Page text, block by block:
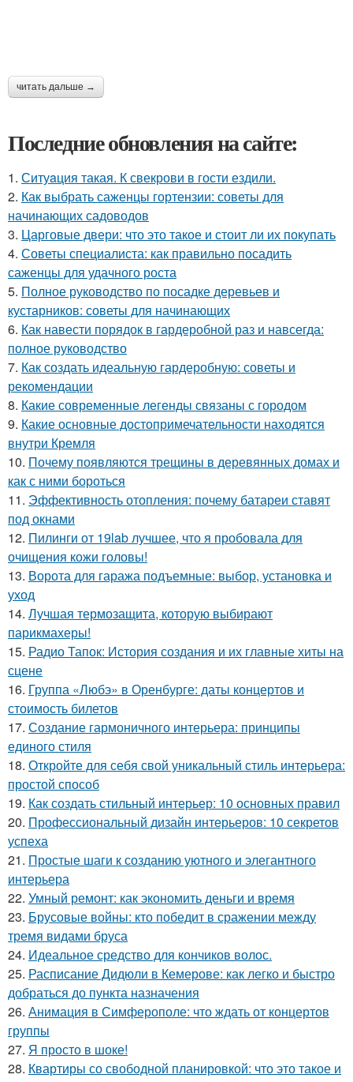
читать дальше →
Последние обновления на сайте:
1. Ситуaция такая. К свекрови в гости ездили.
2. Как выбрать саженцы гортензии: советы для
начинающих садоводов
3. Царговые двери: что это такое и стоит ли их покупать
4. Советы специалиста: как правильно посадить
саженцы для удачного роста
5. Полное руководство по посадке деревьев и
кустарников: советы для начинающих
6. Как навести порядок в гардеробной раз и навсегда:
полное руководство
7. Как создать идеальную гардеробную: советы и
рекомендации
8. Какие современные легенды связаны с городом
9. Какие основные достопримечательности находятся
внутри Кремля
10. Почему появляются трещины в деревянных домах и
как с ними бороться
11. Эффективность отопления: почему батареи ставят
под окнами
12. Пилинги от 19lab лучшее, что я пробовала для
очищения кожи головы!
13. Ворота для гаража подъемные: выбор, установка и
уход
14. Лучшая термозащита, которую выбирают
парикмахеры!
15. Радио Тапок: История создания и их главные хиты на
сцене
16. Группа «Любэ» в Оренбурге: даты концертов и
стоимость билетов
17. Создание гармоничного интерьера: принципы
единого стиля
18. Откройте для себя свой уникальный стиль интерьера:
простой способ
19. Как создать стильный интерьер: 10 основных правил
20. Профессиональный дизайн интерьеров: 10 секретов
успеха
21. Простые шаги к созданию уютного и элегантного
интерьера
22. Умный ремонт: как экономить деньги и время
23. Брусовые войны: кто победит в сражении между
тремя видами бруса
24. Идеальное средство для кончиков волос.
25. Расписание Дидюли в Кемерове: как легко и быстро
добраться до пункта назначения
26. Анимация в Симферополе: что ждать от концертов
группы
27. Я просто в шоке!
28. Квартиры со свободной планировкой: что это такое и